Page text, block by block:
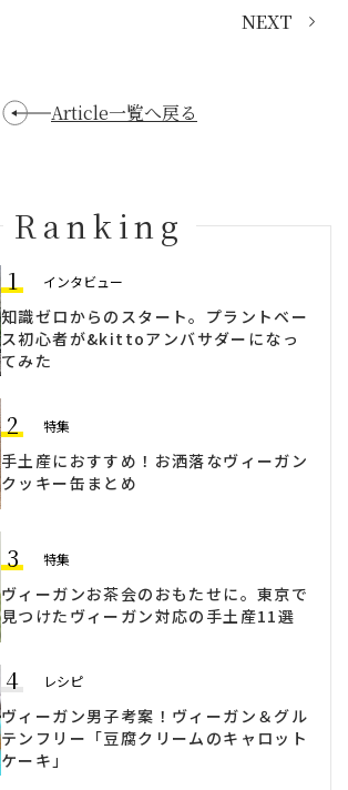
NEXT
Ranking
1 インタビュー
知識ゼロからのスタート。プラントベー
ス初心者が&kittoアンバサダーになっ
てみた
2 特集
手土産におすすめ！お洒落なヴィーガン
クッキー缶まとめ
3 特集
ヴィーガンお茶会のおもたせに。東京で
見つけたヴィーガン対応の手土産11選
4 レシピ
ヴィーガン男子考案！ヴィーガン＆グル
テンフリー「豆腐クリームのキャロット
ケーキ」
Article一覧へ戻る